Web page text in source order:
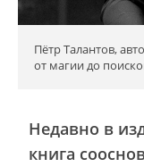
Пётр Талантов,
от магии до
Недавно в
книга